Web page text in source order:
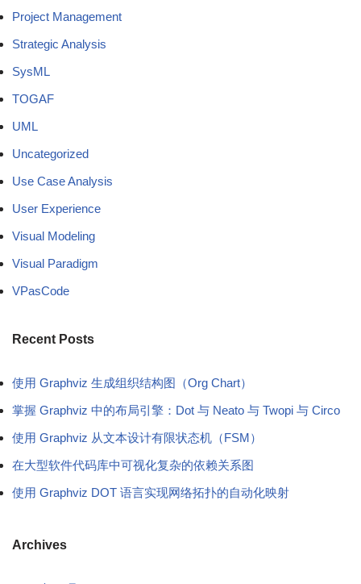
Project Management
Strategic Analysis
SysML
TOGAF
UML
Uncategorized
Use Case Analysis
User Experience
Visual Modeling
Visual Paradigm
VPasCode
Recent Posts
使用 Graphviz 生成组织结构图（Org Chart）
掌握 Graphviz 中的布局引擎：Dot 与 Neato 与 Twopi 与 Circo
使用 Graphviz 从文本设计有限状态机（FSM）
在大型软件代码库中可视化复杂的依赖关系图
使用 Graphviz DOT 语言实现网络拓扑的自动化映射
Archives